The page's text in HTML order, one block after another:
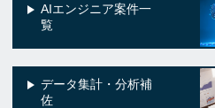
AIエンジニア案件一
覧
データ集計・分析補
佐